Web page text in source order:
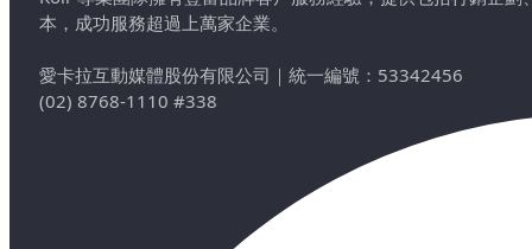
本，成功服務超過上萬家企業。
愛卡拉互動媒體股份有限公司 ｜ 統一編號：53342456
(02) 8768-1110 #338